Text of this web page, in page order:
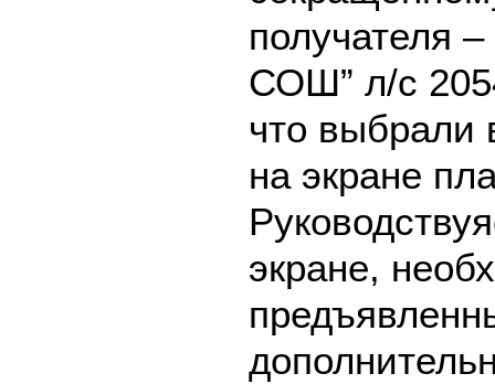
получателя
СОШ” л/с
что выбрали
на экране
экране,